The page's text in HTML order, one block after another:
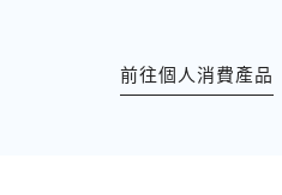
前往個人消費產品